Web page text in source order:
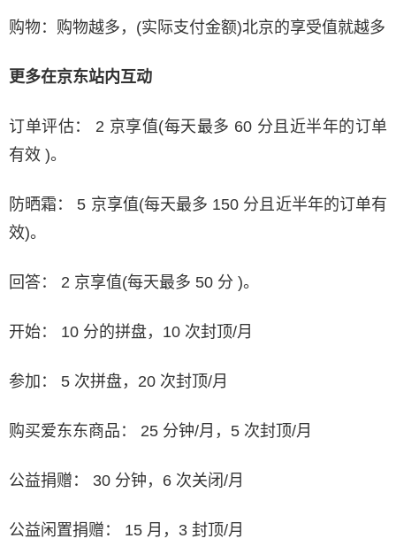
购物：购物越多，(实际支付金额)北京的享受值就越多
更多在京东站内互动
订单评估： 2 京享值(每天最多 60 分且近半年的订单
有效 )。
防晒霜： 5 京享值(每天最多 150 分且近半年的订单有
效)。
回答： 2 京享值(每天最多 50 分 )。
开始： 10 分的拼盘，10 次封顶/月
参加： 5 次拼盘，20 次封顶/月
购买爱东东商品： 25 分钟/月，5 次封顶/月
公益捐赠： 30 分钟，6 次关闭/月
公益闲置捐赠： 15 月，3 封顶/月